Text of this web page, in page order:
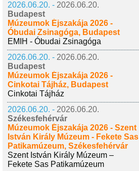
2026.06.20. - 2026.06.20.
Budapest
Múzeumok Éjszakája 2026 -
Óbudai Zsinagóga, Budapest
EMIH - Óbudai Zsinagóga
2026.06.20. - 2026.06.20.
Budapest
Múzeumok Éjszakája 2026 -
Cinkotai Tájház, Budapest
Cinkotai Tájház
2026.06.20. - 2026.06.20.
Székesfehérvár
Múzeumok Éjszakája 2026 - Szent
István Király Múzeum - Fekete Sas
Patikamúzeum, Székesfehérvár
Szent István Király Múzeum –
Fekete Sas Patikamúzeum